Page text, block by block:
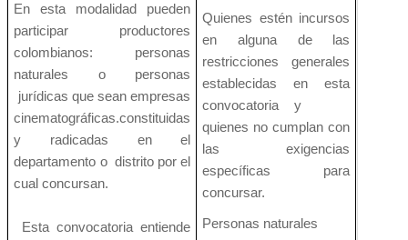
En esta modalidad pueden
participar productores
colombianos: personas
naturales o personas
jurídicas que sean empresas
cinematográficas.constituidas
y radicadas en el
departamento o distrito por el
cual concursan.
Esta convocatoria entiende
Quienes estén incursos
en alguna de las
restricciones generales
establecidas en esta
convocatoria y
quienes no cumplan con
las exigencias
específicas para
concursar.
Personas naturales